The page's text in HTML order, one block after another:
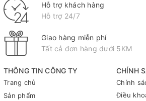
THÔNG TIN CÔNG TY
Trang chủ
Sản phẩm
CHÍNH
Chính
Điều
Hỗ trợ khách hàng
Hỗ trợ 24/7
Giao hàng miễn phí
Tất cả đơn hàng dưới 5KM